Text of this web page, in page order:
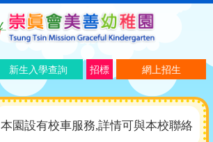
網上招生
招標
新生入學查詢
本園設有校車服務,詳情可與本校聯絡